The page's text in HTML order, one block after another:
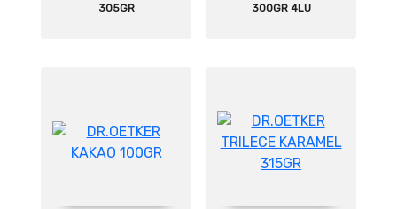
305GR
300GR 4LU